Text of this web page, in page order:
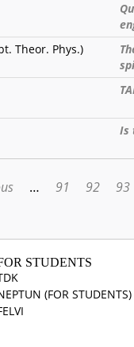
Theor. Phys.)
Is
… 91 92 93
STUDENTS
(FOR STUDENTS)